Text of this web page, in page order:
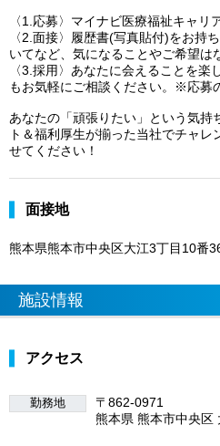
〈1.応募〉マイナビ医療福祉キャリ
〈2.面接〉履歴書(写真貼付)をお持
いてなど、気になることやご希望は
〈3.採用〉あなたに会えることを楽
もお気軽にご相談ください。※応募
あなたの「頑張りたい」という気持
ト＆福利厚生が揃った当社でチャ
せてください！
面接地
熊本県熊本市中央区大江3丁目10番
施設情報
アクセス
勤務地
〒862-0971
熊本県 熊本市中央区